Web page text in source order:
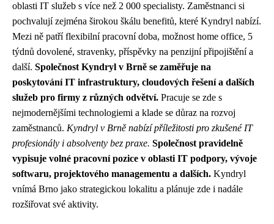
oblasti IT služeb s více než 2 000 specialisty. Zaměstnanci si
pochvalují zejména širokou škálu benefitů, které Kyndryl nabízí.
Mezi ně patří flexibilní pracovní doba, možnost home office, 5
týdnů dovolené, stravenky, příspěvky na penzijní připojištění a
další. Společnost Kyndryl v Brně se zaměřuje na
poskytování IT infrastruktury, cloudových řešení a dalších
služeb pro firmy z různých odvětví. Pracuje se zde s
nejmodernějšími technologiemi a klade se důraz na rozvoj
zaměstnanců. Kyndryl v Brně nabízí příležitosti pro zkušené IT
profesionály i absolventy bez praxe. Společnost pravidelně
vypisuje volné pracovní pozice v oblasti IT podpory, vývoje
softwaru, projektového managementu a dalších. Kyndryl
vnímá Brno jako strategickou lokalitu a plánuje zde i nadále
rozšiřovat své aktivity.